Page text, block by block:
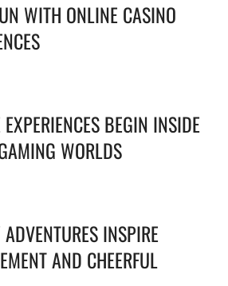
WITH ONLINE CASINO
BEGIN INSIDE
WORLDS
INSPIRE
AND CHEERFUL